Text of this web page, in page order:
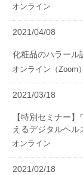
オンライン
2021/04/08
化粧品のハラール
オンライン（Zoom）
2021/03/18
【特別セミナー
えるデジタルヘル
オンライン
2021/02/18